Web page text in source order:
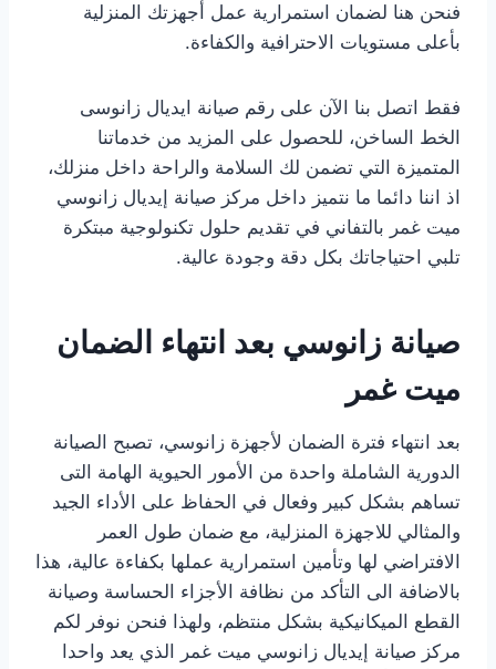
فنحن هنا لضمان استمرارية عمل أجهزتك المنزلية
بأعلى مستويات الاحترافية والكفاءة.
فقط اتصل بنا الآن على رقم صيانة ايديال زانوسى
الخط الساخن، للحصول على المزيد من خدماتنا
المتميزة التي تضمن لك السلامة والراحة داخل منزلك،
اذ اننا دائما ما نتميز داخل مركز صيانة إيديال زانوسي
ميت غمر بالتفاني في تقديم حلول تكنولوجية مبتكرة
تلبي احتياجاتك بكل دقة وجودة عالية.
صيانة زانوسي بعد انتهاء الضمان
ميت غمر
بعد انتهاء فترة الضمان لأجهزة زانوسي، تصبح الصيانة
الدورية الشاملة واحدة من الأمور الحيوية الهامة التى
تساهم بشكل كبير وفعال في الحفاظ على الأداء الجيد
والمثالي للاجهزة المنزلية، مع ضمان طول العمر
الافتراضي لها وتأمين استمرارية عملها بكفاءة عالية، هذا
بالاضافة الى التأكد من نظافة الأجزاء الحساسة وصيانة
القطع الميكانيكية بشكل منتظم، ولهذا فنحن نوفر لكم
مركز صيانة إيديال زانوسي ميت غمر الذي يعد واحدا